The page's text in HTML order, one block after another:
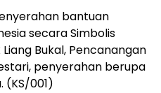
bantuan
secara Simbolis
Bukal, Pencanangan
penyerahan berupa
001)